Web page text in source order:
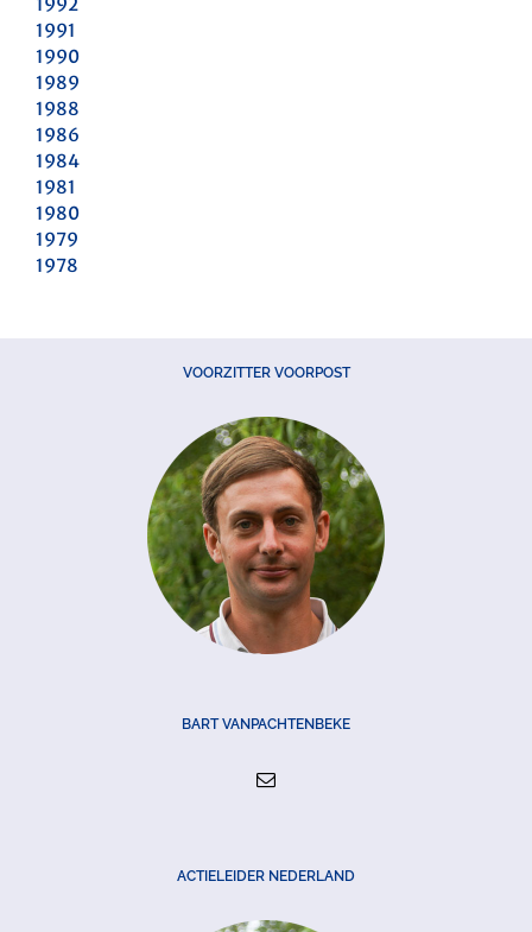
1991
1990
1989
1988
1986
1984
1981
1980
1979
1978
VOORZITTER VOORPOST
BART VANPACHTENBEKE
ACTIELEIDER NEDERLAND